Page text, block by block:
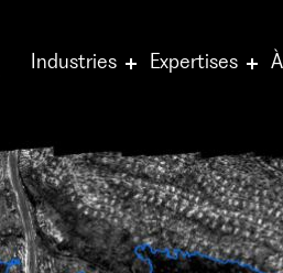
Industries Expertises